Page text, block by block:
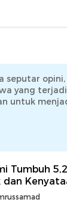
seputar
yang
untuk
Tumbuh
dan